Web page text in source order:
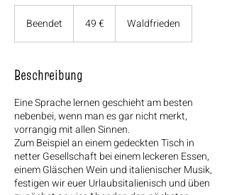
Beendet
d
t
49 € Waldfrieden
Beschreibung
Eine Sprache lernen geschieht am besten
nebenbei, wenn man es gar nicht merkt,
vorrangig mit allen Sinnen.
Zum Beispiel an einem gedeckten Tisch in
netter Gesellschaft bei einem leckeren Essen,
einem Gläschen Wein und italienischer Musik,
festigen wir euer Urlaubsitalienisch und üben